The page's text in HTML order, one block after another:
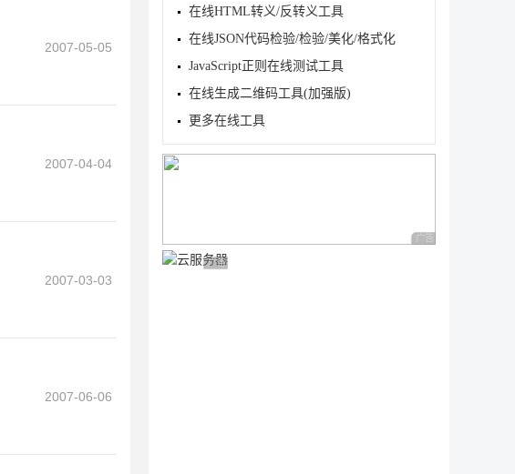
2007-05-05
2007-04-04
2007-03-03
2007-06-06
在线HTML转义/反转义工具
在线JSON代码检验/检验/美化/格式化
JavaScript正则在线测试工具
在线生成二维码工具(加强版)
更多在线工具
广告 商业广告，理性
广告 商业广告，理性选择